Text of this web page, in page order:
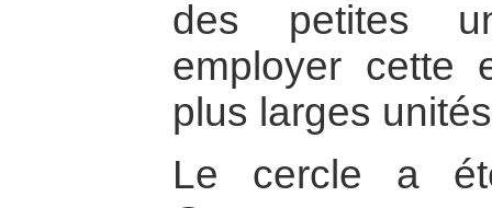
des petites
employer cette
plus larges
Le cercle a